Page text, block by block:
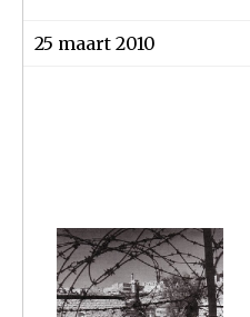
25 maart 2010